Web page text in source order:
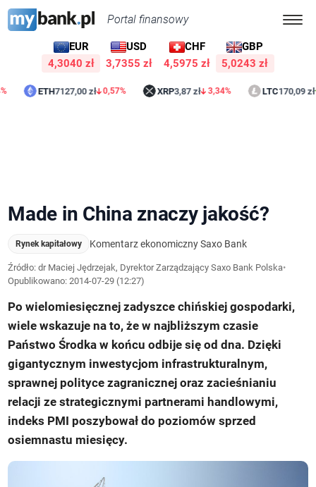
Portal finansowy
EUR
4,3040 zł
USD
3,7355 zł
CHF
4,5975 zł
GBP
5,0243 zł
ETH 7127,00 zł 0,57% XRP 3,87 zł 3,34% LTC 170,09 zł 0,33%
Made in China znaczy jakość?
Rynek kapitałowy Komentarz ekonomiczny Saxo Bank
Źródło: dr Maciej Jędrzejak, Dyrektor Zarządzający Saxo Bank Polska•
Opublikowano:2014-07-29 (12:27)
Po wielomiesięcznej zadyszce chińskiej gospodarki,
wiele wskazuje na to, że w najbliższym czasie
Państwo Środka w końcu odbije się od dna. Dzięki
gigantycznym inwestycjom infrastrukturalnym,
sprawnej polityce zagranicznej oraz zacieśnianiu
relacji ze strategicznymi partnerami handlowymi,
indeks PMI poszybował do poziomów sprzed
osiemnastu miesięcy.